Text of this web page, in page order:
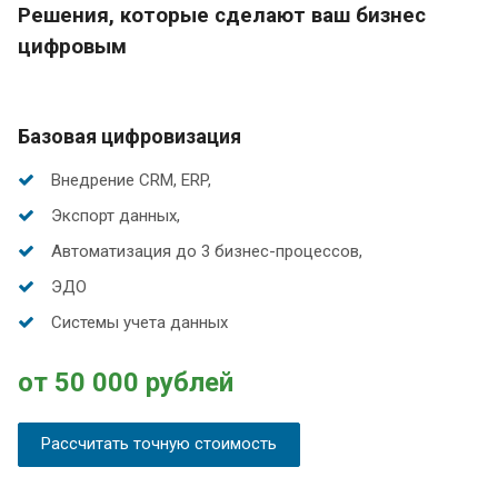
Решения, которые сделают ваш бизнес
цифровым
Базовая цифровизация
Внедрение CRM, ERP,
Экспорт данных,
Автоматизация до 3 бизнес-процессов,
ЭДО
Системы учета данных
от 50 000 рублей
Рассчитать точную стоимость